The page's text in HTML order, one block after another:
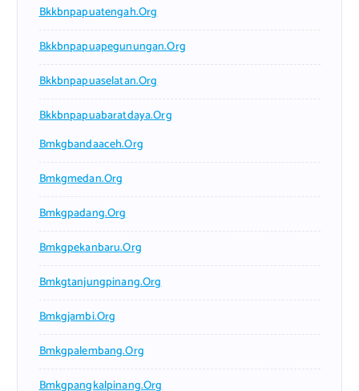
Bkkbnpapuatengah.org
Bkkbnpapuapegunungan.org
Bkkbnpapuaselatan.org
Bkkbnpapuabaratdaya.org
Bmkgbandaaceh.org
Bmkgmedan.org
Bmkgpadang.org
Bmkgpekanbaru.org
Bmkgtanjungpinang.org
Bmkgjambi.org
Bmkgpalembang.org
Bmkgpangkalpinang.org